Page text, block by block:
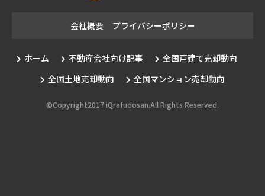
会社概要 プライバシーポリシー
ホーム 不動産会社向け記事
全国戸建て売却動向
全国土地売却動向
全国マンション売却動向
©Copyright2017 iQrafudosan.All Rights Reserved.